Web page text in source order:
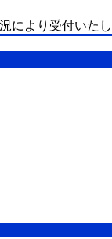
により受付いた